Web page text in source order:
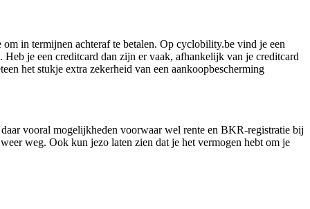
in termijnen achteraf te betalen. Op cyclobility.be vind je een
je een creditcard dan zijn er vaak, afhankelijk van je creditcard
het stukje extra zekerheid van een aankoopbescherming
vooral mogelijkheden voorwaar wel rente en BKR-registratie bij
weg. Ook kun jezo laten zien dat je het vermogen hebt om je